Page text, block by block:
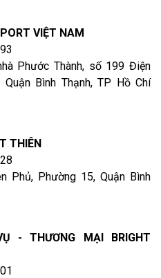
VIỆT NAM
Phước Thành, số 199 Điện
Bình Thạnh, TP Hồ Chí
THIÊN
Phủ, Phường 15, Quận Bình
- THƯƠNG MẠI BRIGHT